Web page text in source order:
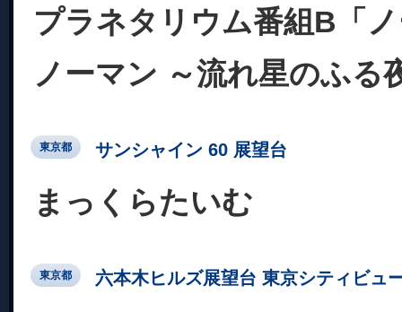
プラネタリウム番組B「
ノーマン ～流れ星のふる
東京都 サンシャイン 60 展望台
まっくらたいむ
東京都 六本木ヒルズ展望台 東京シティビュ